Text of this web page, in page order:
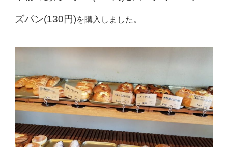
ズパン(130円)を購入しました。